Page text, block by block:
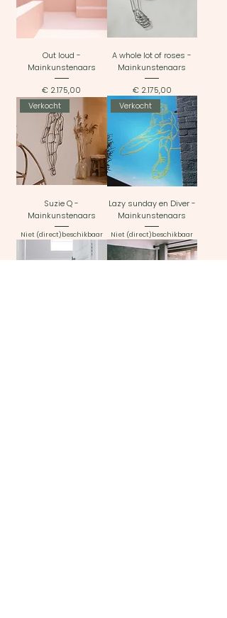
Out loud -
Mainkunstenaars
Prijs
€ 2.175,00
A whole lot of roses -
Mainkunstenaars
Prijs
€ 2.175,00
Verkocht
Suzie Q -
Mainkunstenaars
Niet (direct)beschikbaar
Verkocht
Lazy sunday en Diver -
Mainkunstenaars
Niet (direct)beschikbaar